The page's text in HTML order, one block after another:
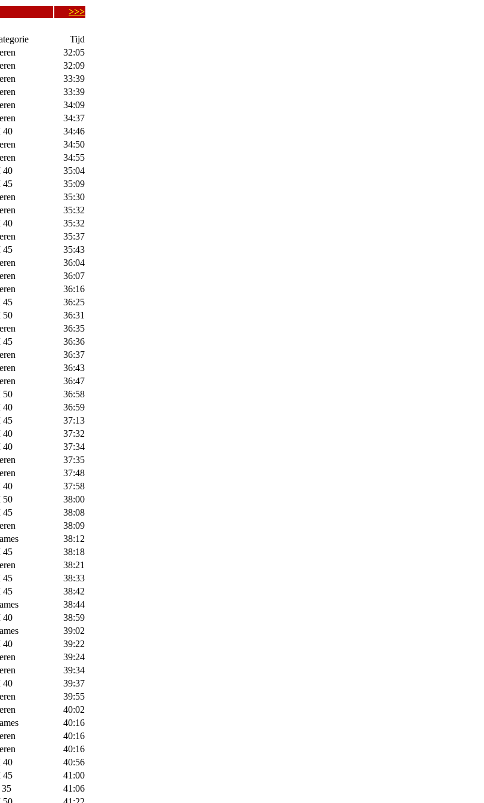
>>>
Tijd
32:05
32:09
33:39
33:39
34:09
34:37
40
34:46
34:50
34:55
40
35:04
45
35:09
35:30
35:32
40
35:32
35:37
45
35:43
36:04
36:07
36:16
45
36:25
50
36:31
36:35
45
36:36
36:37
36:43
36:47
50
36:58
40
36:59
45
37:13
40
37:32
40
37:34
37:35
37:48
40
37:58
50
38:00
45
38:08
38:09
38:12
45
38:18
38:21
45
38:33
45
38:42
38:44
40
38:59
39:02
40
39:22
39:24
39:34
40
39:37
39:55
40:02
40:16
40:16
40:16
40
40:56
45
41:00
41:06